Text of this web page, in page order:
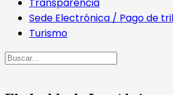
Sede Electrónica / Pago de
Turismo
Buscar